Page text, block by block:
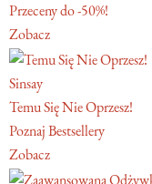
Przeceny do -50%!
Zobacz
Sinsay
Temu Się Nie Oprzesz!
Poznaj Bestsellery
Zobacz